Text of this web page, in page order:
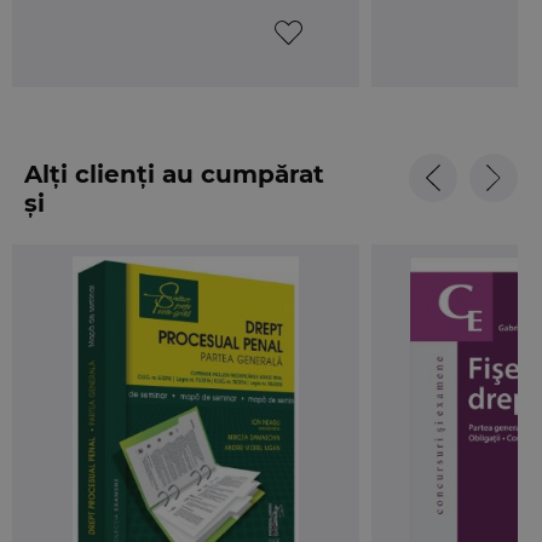
folosite simboluri care faciliteaza procesul de
Publicul tinta: Lucrarea se adreseaza:
- studentilor facultatilor de drept, in vederea
pregatirii seminarelor si a examenelor pentru
Partea speciala;
- studentilor din ultimul an al facultatilor de drept,
in vederea pregatirii examenului de licenta;
- studentilor programului de studii „Administratie
publica”, pentru sustinerea examenului de an;
- candidatilor la examenul organizat pentru
admiterea la Institutul National al Magistraturii, in
special prin practica judiciara prezentata si prin
testele-grila;
Alți clienți au cumpărat
și